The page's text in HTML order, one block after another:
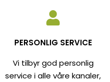
PERSONLIG SERVICE
Vi tilbyr god personlig
service i alle våre kanaler,